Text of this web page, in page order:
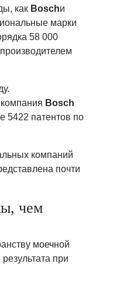
как Boschи
марки
58 000
Bosch
5422 патентов по
компаний
почти
чем
моечной
при